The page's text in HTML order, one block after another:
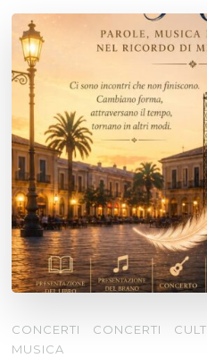
CONCERTI CONCERTI
MUSICA